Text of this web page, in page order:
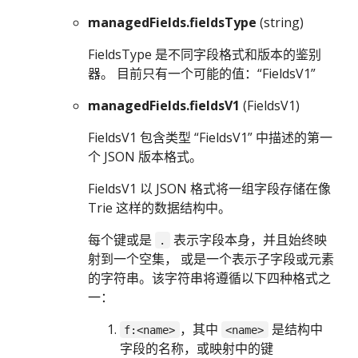
managedFields.fieldsType (string)
FieldsType 是不同字段格式和版本的鉴别
器。 目前只有一个可能的值：“FieldsV1”
managedFields.fieldsV1 (FieldsV1)
FieldsV1 包含类型 “FieldsV1” 中描述的第一
个 JSON 版本格式。
FieldsV1 以 JSON 格式将一组字段存储在像
Trie 这样的数据结构中。
每个键或是
.
表示字段本身，并且始终映
射到一个空集， 或是一个表示子字段或元素
的字符串。该字符串将遵循以下四种格式之
一：
f:<name> ，其中 <name>
是结构中
字段的名称，或映射中的键